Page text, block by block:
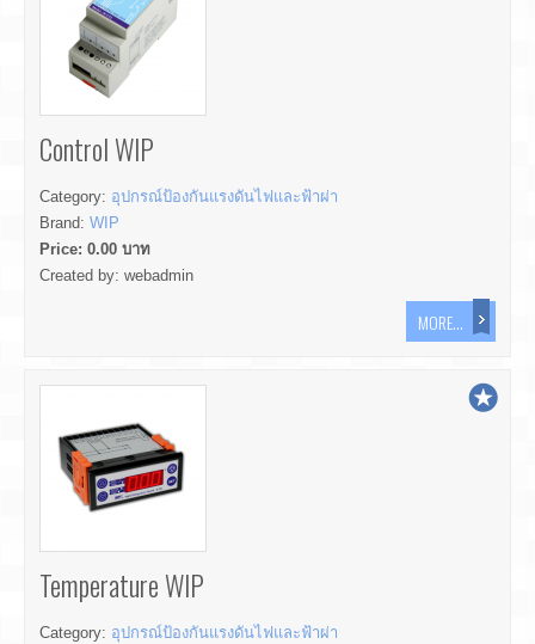
Control WIP
Category: อุปกรณ์ป้องกันแรงดันไฟและฟ้าผ่า
Brand: WIP
Price: 0.00 บาท
Created by: webadmin
MORE...
Temperature WIP
Category: อุปกรณ์ป้องกันแรงดันไฟและฟ้าผ่า